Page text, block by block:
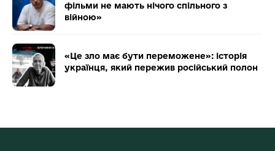
фільми не мають нічого спільного з
війною»
«Це зло має бути переможене»: історія
українця, який пережив російський полон